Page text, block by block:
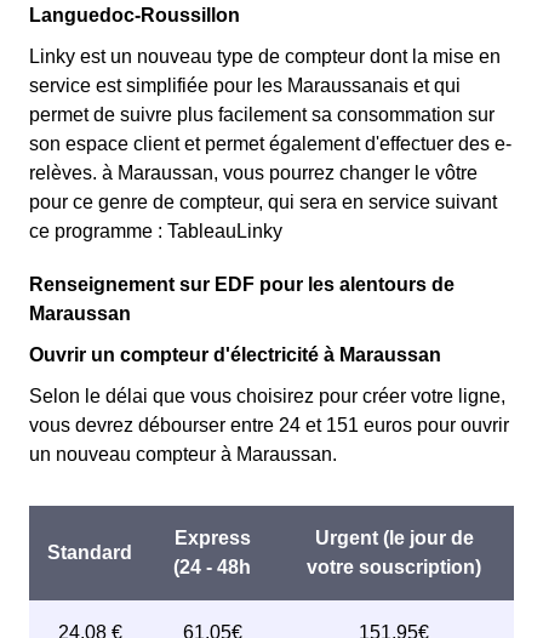
Languedoc-Roussillon
Linky est un nouveau type de compteur dont la mise en
service est simplifiée pour les Maraussanais et qui
permet de suivre plus facilement sa consommation sur
son espace client et permet également d'effectuer des e-
relèves. à Maraussan, vous pourrez changer le vôtre
pour ce genre de compteur, qui sera en service suivant
ce programme : TableauLinky
Renseignement sur EDF pour les alentours de
Maraussan
Ouvrir un compteur d'électricité à Maraussan
Selon le délai que vous choisirez pour créer votre ligne,
vous devrez débourser entre 24 et 151 euros pour ouvrir
un nouveau compteur à Maraussan.